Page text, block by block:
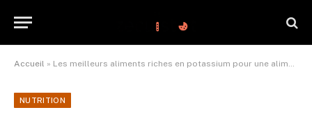
Accueil » Les meilleurs aliments riches en potassium pour une alimentation équilibrée
NUTRITION